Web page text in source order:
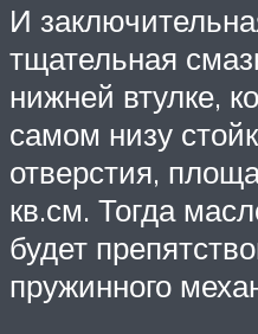
И
тщательная
нижней втулке,
самом низу
отверстия,
кв.см. Тогда
будет
пружинного